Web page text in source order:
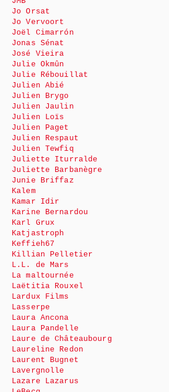
Jo Orsat
Jo Vervoort
Joël Cimarrón
Jonas Sénat
José Vieira
Julie Okmûn
Julie Rébouillat
Julien Abié
Julien Brygo
Julien Jaulin
Julien Loïs
Julien Paget
Julien Respaut
Julien Tewfiq
Juliette Iturralde
Juliette Barbanègre
Junie Briffaz
Kalem
Kamar Idir
Karine Bernardou
Karl Grux
Katjastroph
Keffieh67
Killian Pelletier
L.L. de Mars
La maltournée
Laëtitia Rouxel
Lardux Films
Lasserpe
Laura Ancona
Laura Pandelle
Laure de Châteaubourg
Laureline Redon
Laurent Bugnet
Lavergnolle
Lazare Lazarus